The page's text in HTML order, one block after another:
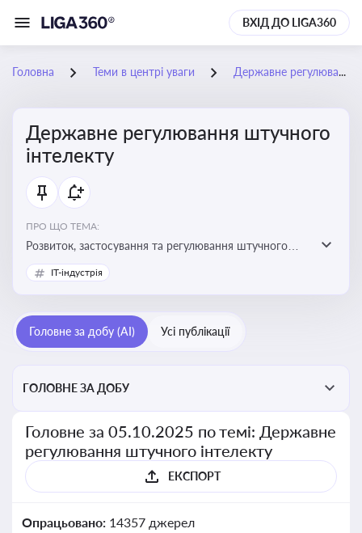
ВХІД ДО LIGA360
Головна Теми в центрі уваги Державне регулювання штучного інтелекту
Державне регулювання штучного
інтелекту
ПРО ЩО ТЕМА:
Розвиток, застосування та регулювання штучного
інтелекту в різних сферах — від управління бізнесом
до державного сектора
IT-індустрія
Головне за добу (AI) Усі публікації
ГОЛОВНЕ ЗА ДОБУ
Головне за 05.10.2025 по темі: Державне
регулювання штучного інтелекту
ЕКСПОРТ
Опрацьовано: 14357 джерел